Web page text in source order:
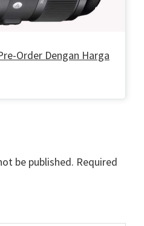
Order Dengan Harga
be published. Required